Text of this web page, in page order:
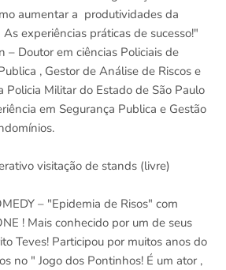
aumentar a produtividades da
experiências práticas de sucesso!"
– Doutor em ciências Policiais de
, Gestor de Análise de Riscos e
Policia Militar do Estado de São Paulo
em Segurança Publica e Gestão
visitação de stands (livre)
– "Epidemia de Risos" com
! Mais conhecido por um de seus
Teves! Participou por muitos anos do
no " Jogo dos Pontinhos! É um ator ,